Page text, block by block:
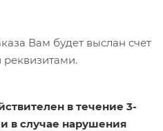
Вам будет выслан счет
реквизитами.
в течение 3-
в случае нарушения